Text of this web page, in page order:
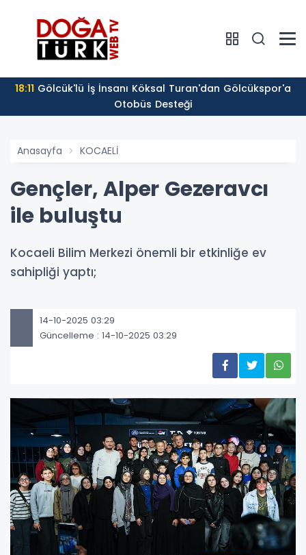
18:11
Otobüs Desteği
Anasayfa KOCAELİ
Gençler, Alper Gezeravcı
ile buluştu
Kocaeli Bilim Merkezi önemli bir etkinliğe ev
sahipliği yaptı;
14-10-2025 03:29
Güncelleme : 14-10-2025 03:29